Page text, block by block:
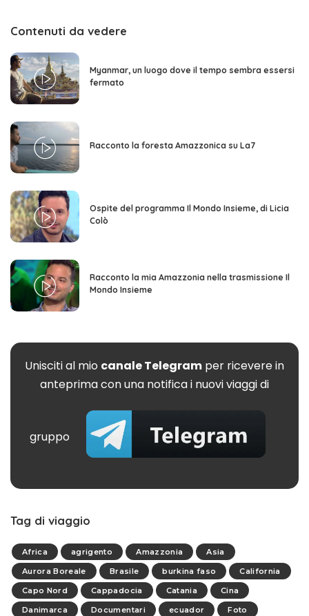
Contenuti da vedere
Myanmar, un luogo dove il tempo sembra essersi
fermato
Racconto la foresta Amazzonica su La7
Ospite del programma Il Mondo Insieme, di Licia
Colò
Racconto la mia Amazzonia nella trasmissione Il
Mondo Insieme
Unisciti al mio canale Telegram per ricevere in
anteprima con una notifica i nuovi viaggi di
gruppo
Tag di viaggio
Africa agrigento Amazzonia
Asia
Aurora Boreale
Brasile burkina faso
California
Capo Nord
Cappadocia Catania
Cina
Danimarca
Documentari ecuador
Foto